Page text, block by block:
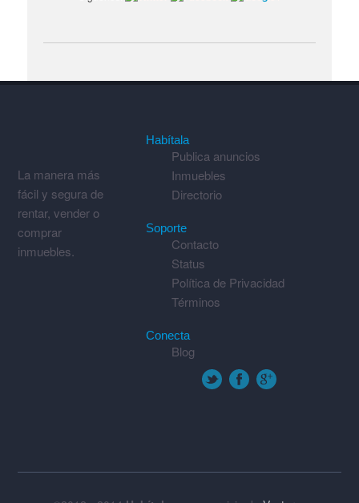
La manera más
fácil y segura de
rentar, vender o
comprar
inmuebles.
Habítala
Publica anuncios
Inmuebles
Directorio
Soporte
Contacto
Status
Política de Privacidad
Términos
Conecta
Blog